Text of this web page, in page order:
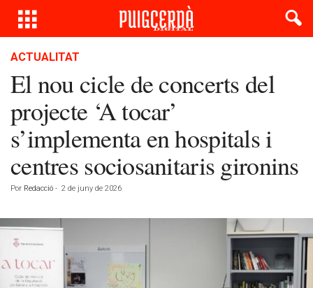
ACTUALITAT
El nou cicle de concerts del
projecte ‘A tocar’
s’implementa en hospitals i
centres sociosanitaris gironins
Por Redacció - 2 de juny de 2026